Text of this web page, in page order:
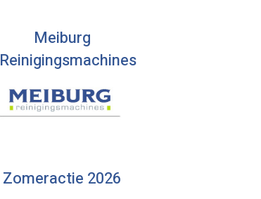
Meiburg
Reinigingsmachines
Zomeractie 2026